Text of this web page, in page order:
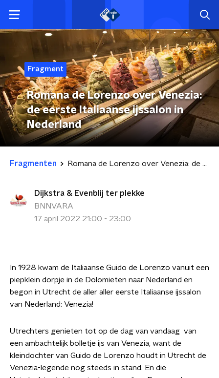
Fragment
Romana de Lorenzo over Venezia:
de eerste Italiaanse ijssalon in
Nederland
Fragmenten Romana de Lorenzo over Venezia: de eerste Italiaanse ijssalon in Nederland
Dijkstra & Evenblij ter plekke
BNNVARA
17 april 2022 21:00 - 23:00
In 1928 kwam de Italiaanse Guido de Lorenzo vanuit een
piepklein dorpje in de Dolomieten naar Nederland en
begon in Utrecht de aller aller eerste Italiaanse ijssalon
van Nederland: Venezia!
Utrechters genieten tot op de dag van vandaag van
een ambachtelijk bolletje ijs van Venezia, want de
kleindochter van Guido de Lorenzo houdt in Utrecht de
Venezia-legende nog steeds in stand. En die